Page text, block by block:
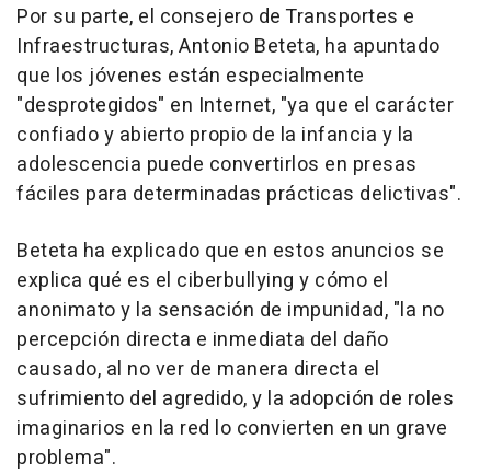
Por su parte, el consejero de Transportes e
Infraestructuras, Antonio Beteta, ha apuntado
que los jóvenes están especialmente
"desprotegidos" en Internet, "ya que el carácter
confiado y abierto propio de la infancia y la
adolescencia puede convertirlos en presas
fáciles para determinadas prácticas delictivas".
Beteta ha explicado que en estos anuncios se
explica qué es el ciberbullying y cómo el
anonimato y la sensación de impunidad, "la no
percepción directa e inmediata del daño
causado, al no ver de manera directa el
sufrimiento del agredido, y la adopción de roles
imaginarios en la red lo convierten en un grave
problema".